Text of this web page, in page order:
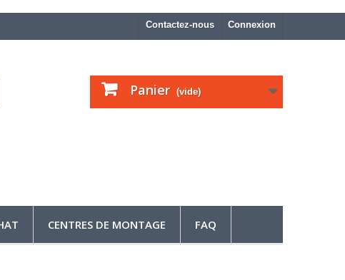
Connexion
Contactez-nous
Panier (vide)
CENTRES DE MONTAGE FAQ